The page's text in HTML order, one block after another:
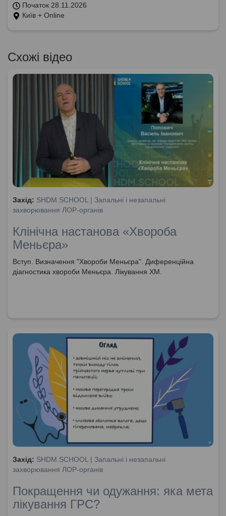
Початок 28.11.2026
Київ + Online
Схожі відео
Захід: SHDM.SCHOOL | Запальні і незапальні
захворювання ЛОР-органів
Клінічна настанова «Хвороба
Меньєра»
Вступ. Визначення "Хвороби Меньєра". Диференційна
діагностика хвороби Меньєра. Лікування ХМ.
Захід: SHDM.SCHOOL | Запальні і незапальні
захворювання ЛОР-органів
Покращення чи одужання: яка мета
лікування ГРС?